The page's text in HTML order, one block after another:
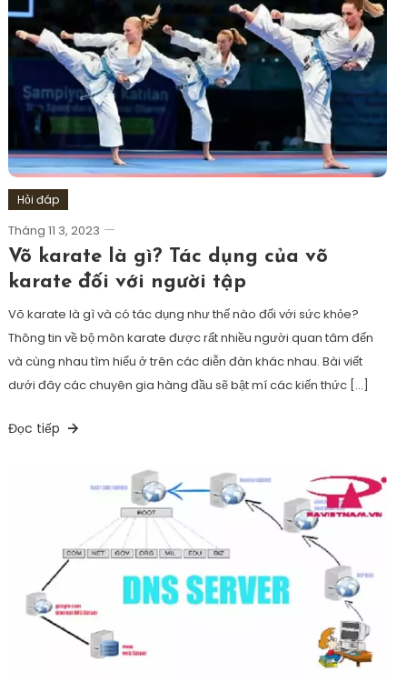
Hỏi đáp
Tháng 11 3, 2023
Võ karate là gì? Tác dụng của võ
karate đối với người tập
Võ karate là gì và có tác dụng như thế nào đối với sức khỏe?
Thông tin về bộ môn karate được rất nhiều người quan tâm đến
và cùng nhau tìm hiểu ở trên các diễn đàn khác nhau. Bài viết
dưới đây các chuyên gia hàng đầu sẽ bật mí các kiến thức […]
Đọc tiếp